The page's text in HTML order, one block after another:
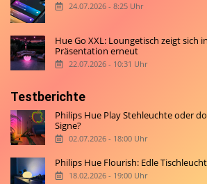
24.07.2026 - 8:25 Uhr
Hue Go XXL: Loungetisch zeigt sich
Präsentation erneut
22.07.2026 - 10:31 Uhr
Testberichte
Philips Hue Play Stehleuchte oder
Signe?
02.07.2026 - 18:00 Uhr
Philips Hue Flourish: Edle
18.02.2026 - 19:00 Uhr